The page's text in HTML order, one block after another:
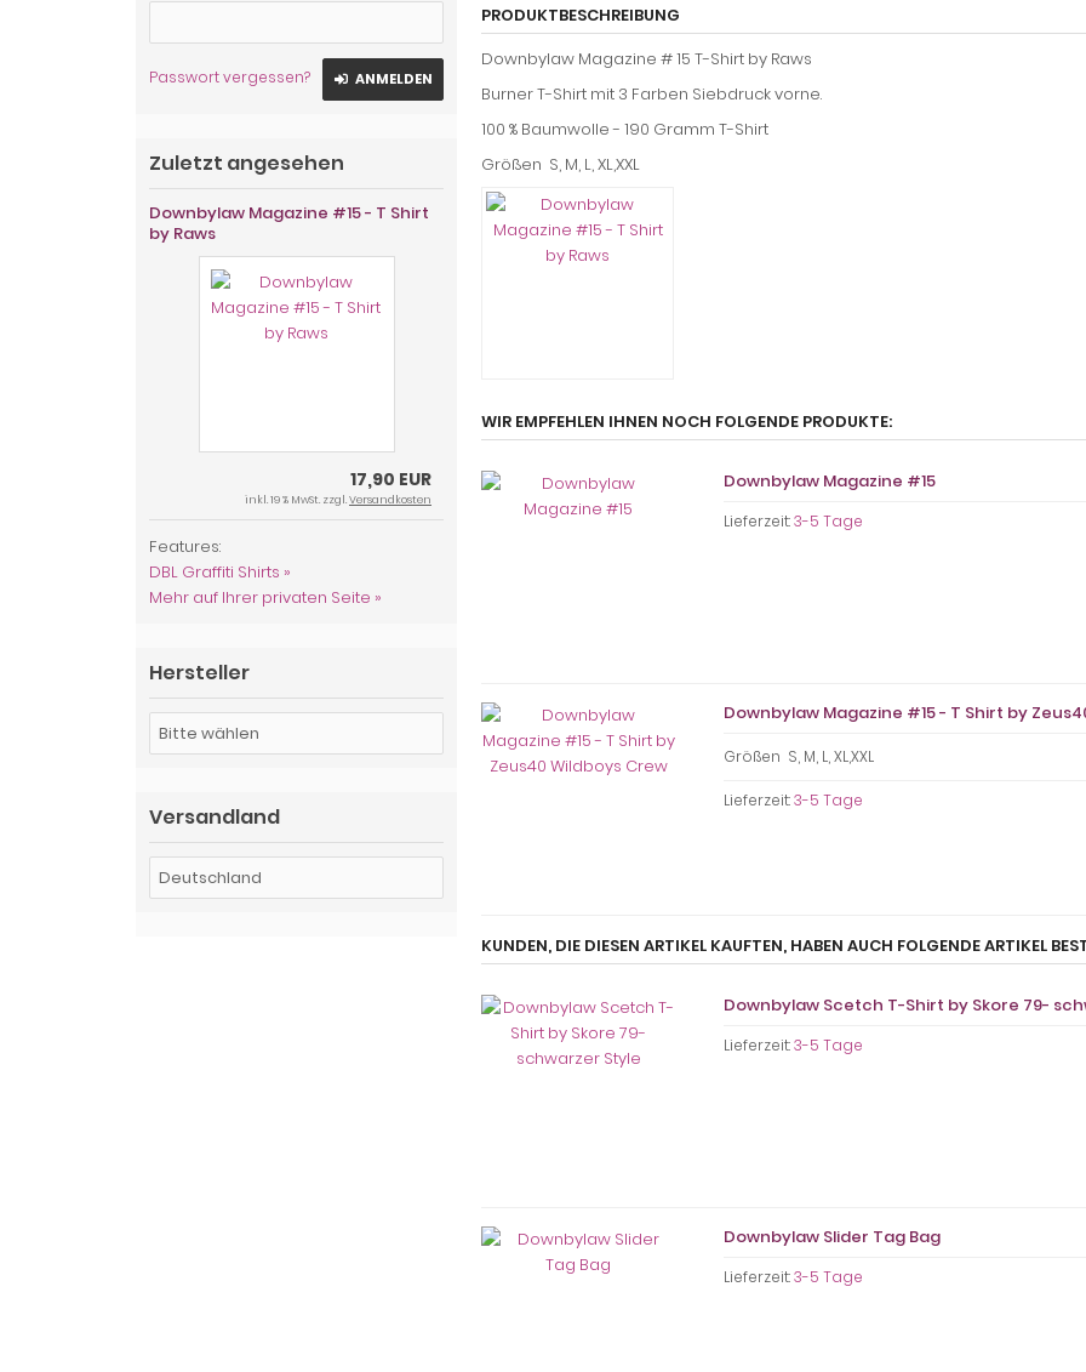
PRODUKTBESCHREIBUNG
Downbylaw Magazine # 15 T-Shirt by Raws
Burner T-Shirt mit 3 Farben Siebdruck vorne.
100 % Baumwolle - 190 Gramm T-Shirt
Größen S, M, L, XL,XXL
WIR EMPFEHLEN IHNEN NOCH FOLGENDE PRODUKTE:
Downbylaw Magazine #15
Lieferzeit:3-5 Tage
Downbylaw Magazine #15 - T Shirt by
Größen S, M, L, XL,XXL
Lieferzeit:3-5 Tage
KUNDEN, DIE DIESEN ARTIKEL KAUFTEN, HABEN AUCH FOLGENDE ARTIKEL
Downbylaw Scetch T-Shirt by Skore 79-
Lieferzeit:3-5 Tage
Downbylaw Slider Tag Bag
Lieferzeit:3-5 Tage
Passwort vergessen? ANMELDEN
Zuletzt angesehen
Downbylaw Magazine #15 - T Shirt
by Raws
17,90 EUR
inkl. 19 % MwSt. zzgl.Versandkosten
Features:
DBL Graffiti Shirts »
Mehr auf Ihrer privaten Seite »
Hersteller
Versandland